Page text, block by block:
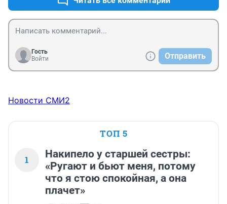
А если человек на машину ещё и кредит взял, то в
глазах государства цены ему нет. Стриги себе да
стриги, пока тушка не совсем голенькая.
И деньги в экономику возвращаются и человек
доволен, что ездит не на маршрутке, и глядишь,
подшабашит ещё где-нибудь, когда увидит, что ехать
надо, а акциз на бензин взлетел.
Гость
Войти
Отправить
Новости СМИ2
ТОП 5
1
Накипело у старшей сестры:
«Ругают и бьют меня, потому
что я стою спокойная, а она
плачет»